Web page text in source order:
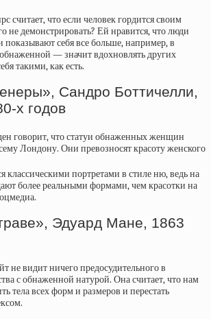
считает, что если человек гордится своим
не демонстрировать? Ей нравится, что люди
показывают себя все больше, например, в
— значит вдохновлять других
такими, как есть.
Сандро Боттичелли,
х годов
говорит, что статуи обнаженных женщин
Лондону. Они превозносят красоту женского
классическими портретами в стиле ню, ведь на
более реальными формами, чем красотки на
Эдуард Мане, 1863
не видит ничего предосудительного в
с обнаженной натурой. Она считает, что нам
тела всех форм и размеров и перестать